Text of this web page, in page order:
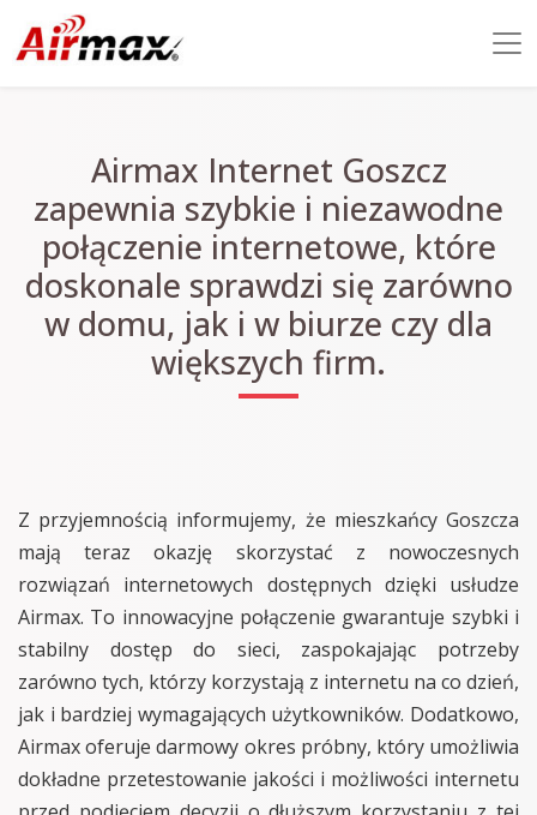
Airmax Internet Goszcz
zapewnia szybkie i niezawodne
połączenie internetowe, które
doskonale sprawdzi się zarówno
w domu, jak i w biurze czy dla
większych firm.
Z przyjemnością informujemy, że mieszkańcy Goszcza
mają teraz okazję skorzystać z nowoczesnych
rozwiązań internetowych dostępnych dzięki usłudze
Airmax. To innowacyjne połączenie gwarantuje szybki i
stabilny dostęp do sieci, zaspokajając potrzeby
zarówno tych, którzy korzystają z internetu na co dzień,
jak i bardziej wymagających użytkowników. Dodatkowo,
Airmax oferuje darmowy okres próbny, który umożliwia
dokładne przetestowanie jakości i możliwości internetu